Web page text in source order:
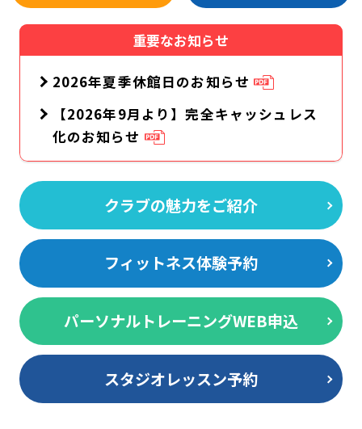
重要なお知らせ
2026年夏季休館日のお知らせ
【2026年9月より】完全キャッシュレス
化のお知らせ
クラブの魅力をご紹介
フィットネス体験予約
パーソナルトレーニングWEB申込
スタジオレッスン予約